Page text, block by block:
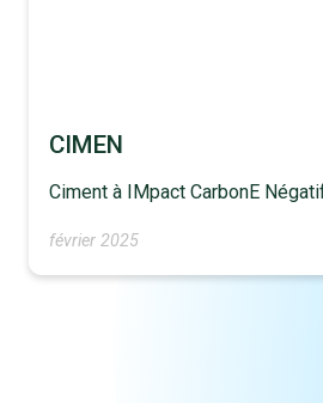
CIMEN
Ciment à IMpact CarbonE
février 2025